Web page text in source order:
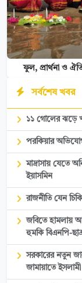
ফুল, প্রার্থনা ও
সর্বশেষ খবর
১১ গোলের ঝড়ে
পরকিয়ার
মাদ্রাসায় যেতে
ইয়াসমিন
রাজনীতি যেন
জবিতে হামলায়
হুমকি বিএনপি-
সরকারের নতুন
জামায়াতে ইসলামী